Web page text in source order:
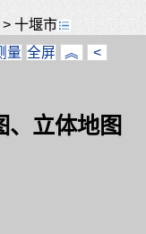
>十堰市
量 全屏 ︽ <
、立体地图